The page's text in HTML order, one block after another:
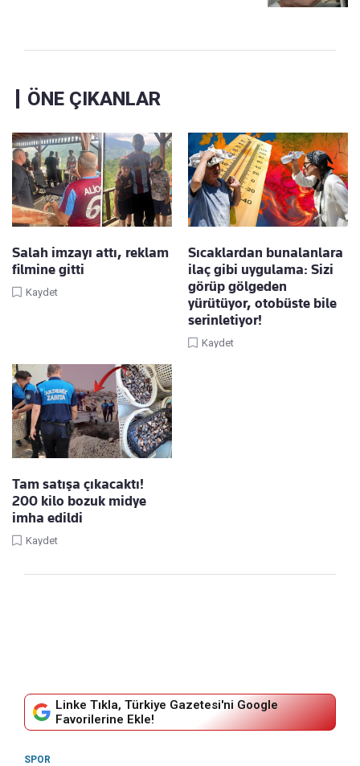
ÖNE ÇIKANLAR
Salah imzayı attı, reklam
filmine gitti
Kaydet
Sıcaklardan bunalanlara
ilaç gibi uygulama: Sizi
görüp gölgeden
yürütüyor, otobüste bile
serinletiyor!
Kaydet
Tam satışa çıkacaktı!
200 kilo bozuk midye
imha edildi
Kaydet
Linke Tıkla, Türkiye Gazetesi'ni Google
Favorilerine Ekle!
SPOR